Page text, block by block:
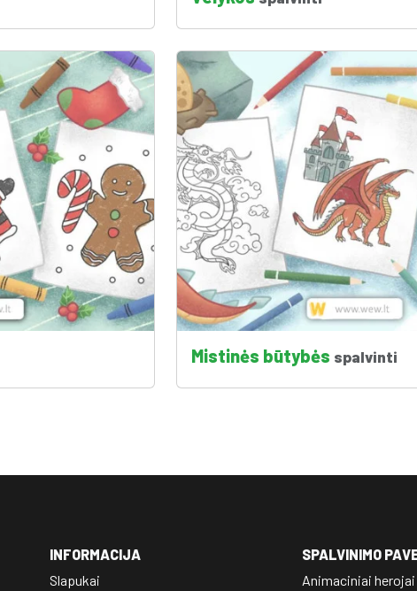
Mistinės būtybės spalvinti
INFORMACIJA
Slapukai
SPALVINIMO
Animaciniai herojai